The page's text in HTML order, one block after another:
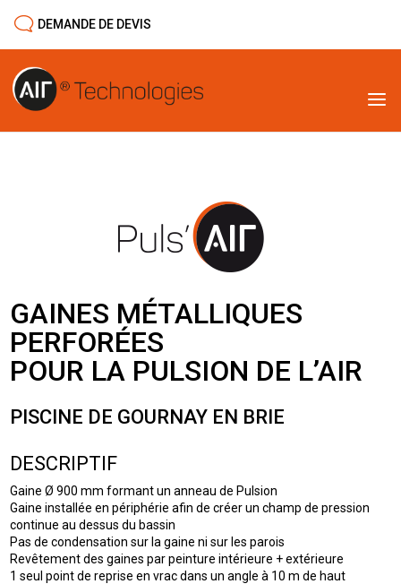
DEMANDE DE DEVIS
GAINES MÉTALLIQUES
PERFORÉES
POUR LA PULSION DE L’AIR
PISCINE DE GOURNAY EN BRIE
DESCRIPTIF
Gaine Ø 900 mm formant un anneau de Pulsion
Gaine installée en périphérie afin de créer un champ de pression
continue au dessus du bassin
Pas de condensation sur la gaine ni sur les parois
Revêtement des gaines par peinture intérieure + extérieure
1 seul point de reprise en vrac dans un angle à 10 m de haut